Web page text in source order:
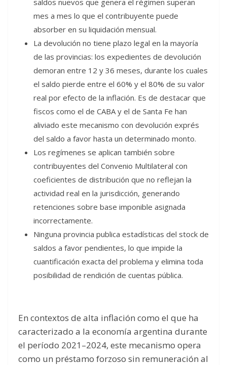
mes a mes lo que el contribuyente puede
absorber en su liquidación mensual.
La devolución no tiene plazo legal en la mayoría
de las provincias: los expedientes de devolución
demoran entre 12 y 36 meses, durante los cuales
el saldo pierde entre el 60% y el 80% de su valor
real por efecto de la inflación. Es de destacar que
fiscos como el de CABA y el de Santa Fe han
aliviado este mecanismo con devolución exprés
del saldo a favor hasta un determinado monto.
Los regímenes se aplican también sobre
contribuyentes del Convenio Multilateral con
coeficientes de distribución que no reflejan la
actividad real en la jurisdicción, generando
retenciones sobre base imponible asignada
incorrectamente.
Ninguna provincia publica estadísticas del stock de
saldos a favor pendientes, lo que impide la
cuantificación exacta del problema y elimina toda
posibilidad de rendición de cuentas pública.
En contextos de alta inflación como el que ha
caracterizado a la economía argentina durante
el período 2021–2024, este mecanismo opera
como un préstamo forzoso sin remuneración al